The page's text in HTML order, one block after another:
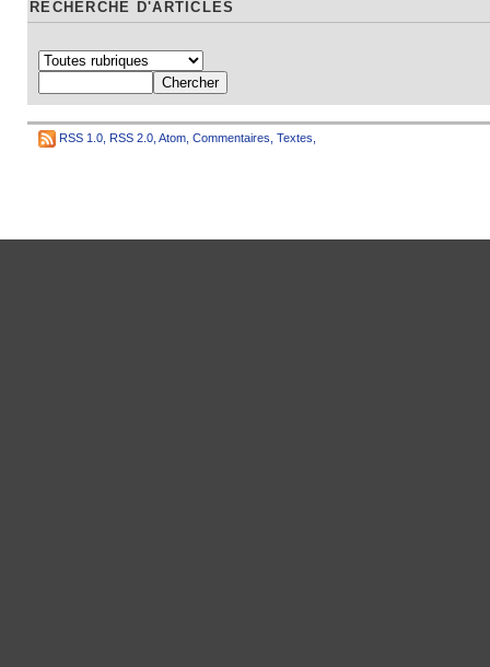
RECHERCHE D'ARTICLES
RSS 1.0 RSS 2.0 Atom Commentaires Textes